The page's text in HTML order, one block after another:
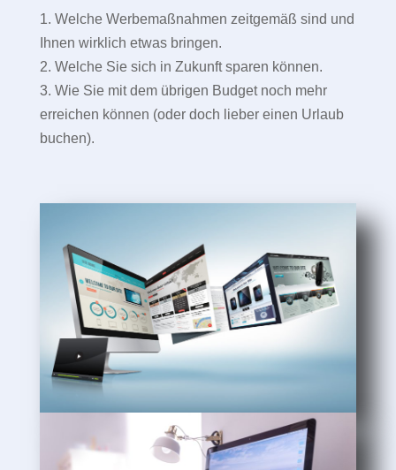
1. Welche Werbemaßnahmen zeitgemäß sind und
Ihnen wirklich etwas bringen.
2. Welche Sie sich in Zukunft sparen können.
3. Wie Sie mit dem übrigen Budget noch mehr
erreichen können (oder doch lieber einen Urlaub
buchen).